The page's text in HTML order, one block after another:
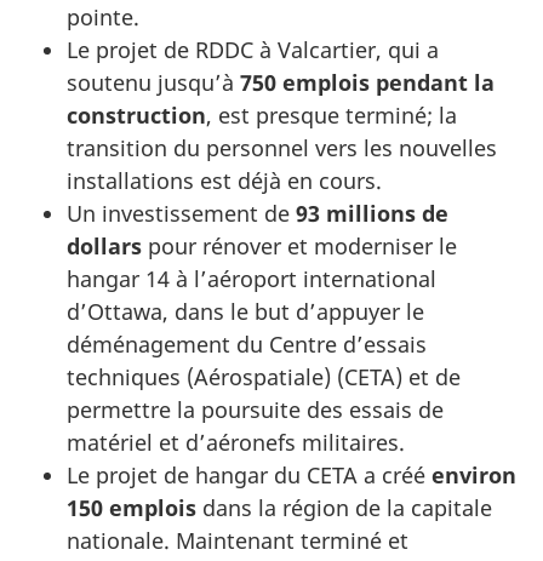
pointe.
Le projet de RDDC à Valcartier, qui a
soutenu jusqu’à 750 emplois pendant la
construction, est presque terminé; la
transition du personnel vers les nouvelles
installations est déjà en cours.
Un investissement de 93 millions de
dollars pour rénover et moderniser le
hangar 14 à l’aéroport international
d’Ottawa, dans le but d’appuyer le
déménagement du Centre d’essais
techniques (Aérospatiale) (CETA) et de
permettre la poursuite des essais de
matériel et d’aéronefs militaires.
Le projet de hangar du CETA a créé environ
150 emplois dans la région de la capitale
nationale. Maintenant terminé et